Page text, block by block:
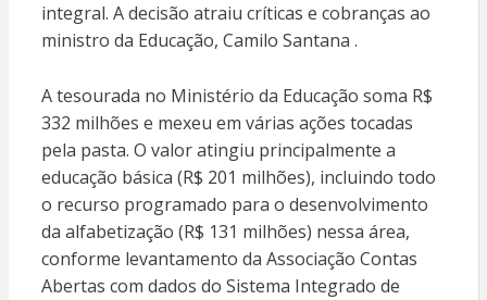
integral. A decisão atraiu críticas e cobranças ao
ministro da Educação, Camilo Santana .
A tesourada no Ministério da Educação soma R$
332 milhões e mexeu em várias ações tocadas
pela pasta. O valor atingiu principalmente a
educação básica (R$ 201 milhões), incluindo todo
o recurso programado para o desenvolvimento
da alfabetização (R$ 131 milhões) nessa área,
conforme levantamento da Associação Contas
Abertas com dados do Sistema Integrado de